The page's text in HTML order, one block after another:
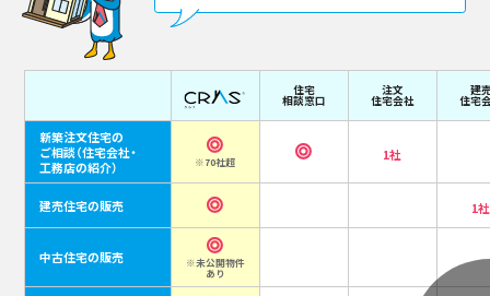
住宅
相談窓口
注文
住宅会社
建
住宅
新築注文住宅の
ご相談（住宅会社・
工務店の紹介）
※70社超 1社
建売住宅の販売 1社
中古住宅の販売
※未公開物件
あり